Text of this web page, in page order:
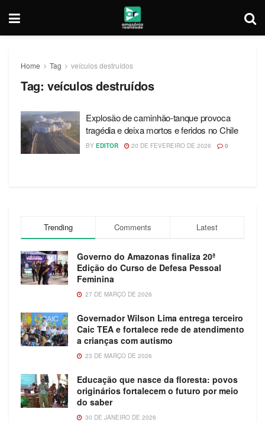
Home Tag veículos destruídos
Tag: veículos destruídos
Explosão de caminhão-tanque provoca
tragédia e deixa mortos e feridos no Chile
BY EDITOR 20 DE FEVEREIRO DE 2026 0
Trending Comments Latest
Governo do Amazonas finaliza 20ª
Edição do Curso de Defesa Pessoal
Feminina
27 DE MARÇO DE 2026
Governador Wilson Lima entrega terceiro
Caic TEA e fortalece rede de atendimento
a crianças com autismo
23 DE MARÇO DE 2026
Educação que nasce da floresta: povos
originários fortalecem o futuro por meio
do saber
30 DE JANEIRO DE 2026